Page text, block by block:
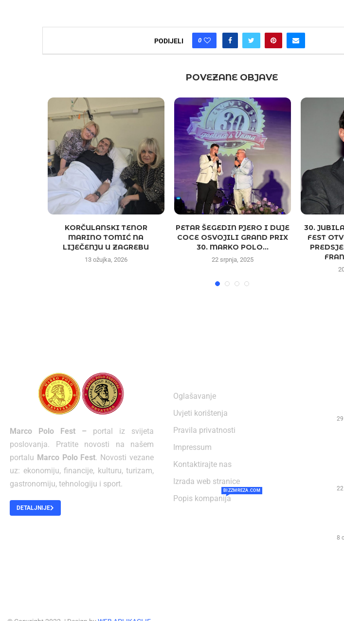
PODIJELI 0
POVEZANE OBJAVE
KORČULANSKI TENOR
MARINO TOMIĆ NA
LIJEČENJU U ZAGREBU
13 ožujka, 2026
PETAR ŠEGEDIN PJERO I DUJE
COCE OSVOJILI GRAND PRIX
30. MARKO POLO...
22 srpnja, 2025
30.
FEST
Marco Polo Fest – portal iz svijeta
poslovanja. Pratite novosti na našem
portalu Marco Polo Fest. Novosti vezane
uz: ekonomiju, financije, kulturu, turizam,
gastronomiju, tehnologiju i sport.
DETALJNIJE
Oglašavanje
Uvjeti korištenja
Pravila privatnosti
Impressum
Kontaktirajte nas
Izrada web stranice
Popis kompanija
BIZZMREZA.COM
8